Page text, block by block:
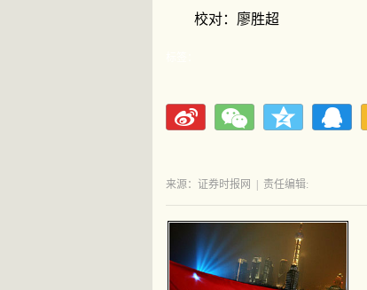
校对：廖胜超
来源：证券时报网 | 责任编辑: